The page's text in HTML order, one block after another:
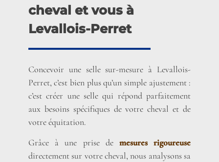
cheval et vous à
Levallois-Perret
Concevoir une selle sur-mesure à Levallois-
Perret, c’est bien plus qu’un simple ajustement :
c’est créer une selle qui répond parfaitement
aux besoins spécifiques de votre cheval et de
votre équitation.
Grâce à une prise demesures rigoureuse
directement sur votre cheval, nous analysons sa